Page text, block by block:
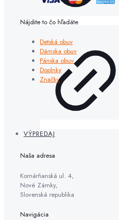
VÝPREDAJ
Nájdite to čo hľadáte
Detská obuv
Dámska obuv
Pánska obuv
Doplnky
Značky
Naša adresa
Komárňanská ul. 4,
Nové Zámky,
Slovenská republika
Navigácia